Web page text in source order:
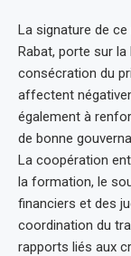
La signature de
Rabat, porte sur
consécration du
affectent
également à
de bonne
La coopération
la formation, le
financiers et des
coordination du
rapports liés aux